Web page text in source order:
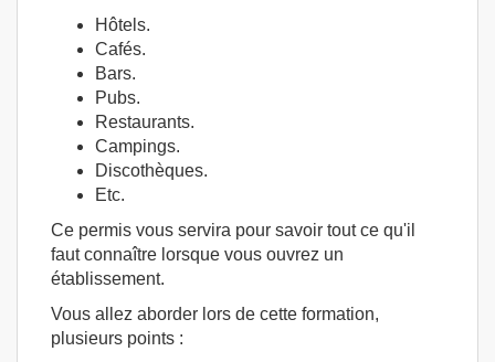
Hôtels.
Cafés.
Bars.
Pubs.
Restaurants.
Campings.
Discothèques.
Etc.
Ce permis vous servira pour savoir tout ce qu'il
faut connaître lorsque vous ouvrez un
établissement.
Vous allez aborder lors de cette formation,
plusieurs points :